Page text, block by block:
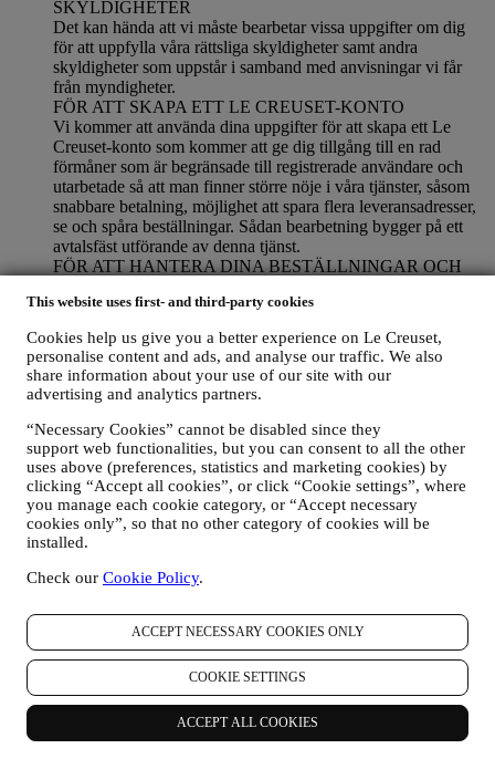
This website uses first- and third-party cookies
Cookies help us give you a better experience on Le Creuset,
personalise content and ads, and analyse our traffic. We also
share information about your use of our site with our
advertising and analytics partners.
“Necessary Cookies” cannot be disabled since they
support web functionalities, but you can consent to all the other
uses above (preferences, statistics and marketing cookies) by
clicking “Accept all cookies”, or click “Cookie settings”, where
you manage each cookie category, or “Accept necessary
cookies only”, so that no other category of cookies will be
installed.
Check our Cookie Policy.
ACCEPT NECESSARY COOKIES ONLY
COOKIE SETTINGS
ACCEPT ALL COOKIES
SKYLDIGHETER
Det kan hända att vi måste bearbetar vissa uppgifter om dig
för att uppfylla våra rättsliga skyldigheter samt andra
skyldigheter som uppstår i samband med anvisningar vi får
från myndigheter.
FÖR ATT SKAPA ETT LE CREUSET-KONTO
Vi kommer att använda dina uppgifter för att skapa ett Le
Creuset-konto som kommer att ge dig tillgång till en rad
förmåner som är begränsade till registrerade användare och
utarbetade så att man finner större nöje i våra tjänster, såsom
snabbare betalning, möjlighet att spara flera leveransadresser,
se och spåra beställningar. Sådan bearbetning bygger på ett
avtalsfäst utförande av denna tjänst.
FÖR ATT HANTERA DINA BESTÄLLNINGAR OCH
TJÄNSTER OCH VÅR HJÄLP
avtalsförhållande till dig, dina produktköp via webbplatsen
och/eller i våra Le Creuset butiker, användning av
webbplatsen samt all service som erbjuds efter avslutat köp
eller ditt eventuella deltagande i tävlingar. Vi kanske måste
bearbeta vissa uppgifter om dig i administrativt syfte i
samband med vårt avtalsförhållande till dig, t. ex. bland annat
bokföring, fakturering och revision, verifiering av kontokort,
bedrägerikontroll, trygghet, säkerhet, systemtest, underhåll
och statistisk analys m.m. Emellanåt kan det hända att vi
måste kontakta dig på grund av administrativa eller
verksamhetsmässiga skäl. Till exempel för att skicka dig
uppgifter för att svara på förfrågningar som du skickar via vår
bygger på ett avtalsfäst utförande av våra e-handelstjänster.
PRODUKTNYHETER OCH ERBJUDANDEN
Om du har samtyckt till att vi gör det (till exempel genom att
prenumerera på vårt nyhetsbrev när du skapar ett konto på
webbplatsen), skickar vi dig marknadsföringskommunikation
och nyheter om initiativ relaterade till Le Creuset som